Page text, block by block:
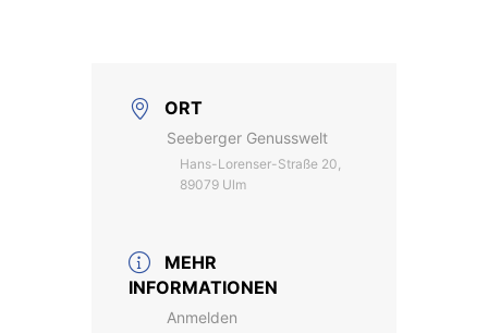
ORT
Seeberger Genusswelt
Hans-Lorenser-Straße 20,
89079 Ulm
MEHR
INFORMATIONEN
Anmelden